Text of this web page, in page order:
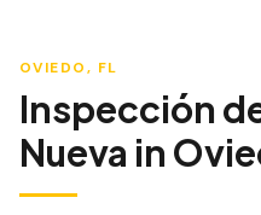
OVIEDO, FL
Inspección
Nueva in